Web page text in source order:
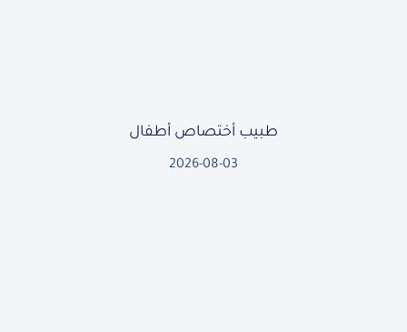
طبيب أختصاص أطفال
2026-08-03